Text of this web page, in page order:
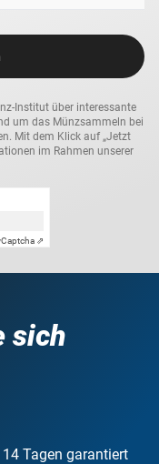
Institut über interessante
um das Münzsammeln bei
Mit dem Klick auf „Jetzt
im Rahmen unserer
Captcha ⇗
sich
Tagen garantiert